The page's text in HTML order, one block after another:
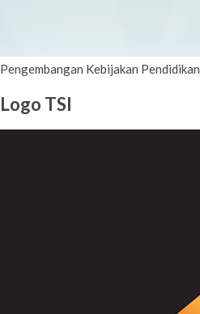
Pengembangan Kebijakan Pendidikan
Logo TSI